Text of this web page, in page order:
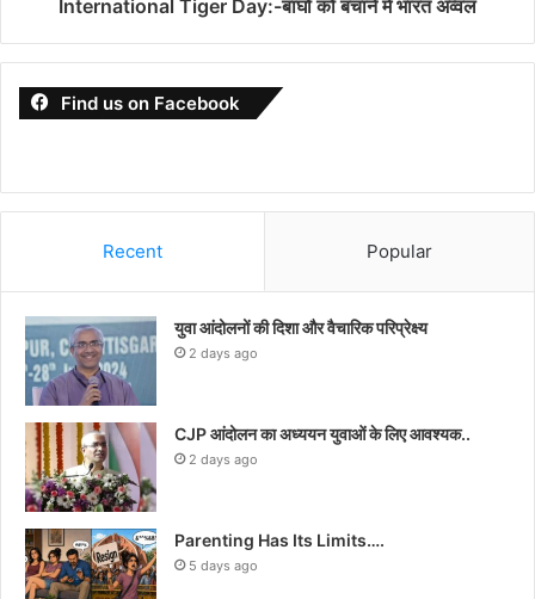
International Tiger Day:-बाघो को बचाने मे भारत अव्वल
Find us on Facebook
Recent Popular
युवा आंदोलनों की दिशा और वैचारिक परिप्रेक्ष्य
2 days ago
CJP आंदोलन का अध्ययन युवाओं के लिए आवश्यक..
2 days ago
Parenting Has Its Limits….
5 days ago